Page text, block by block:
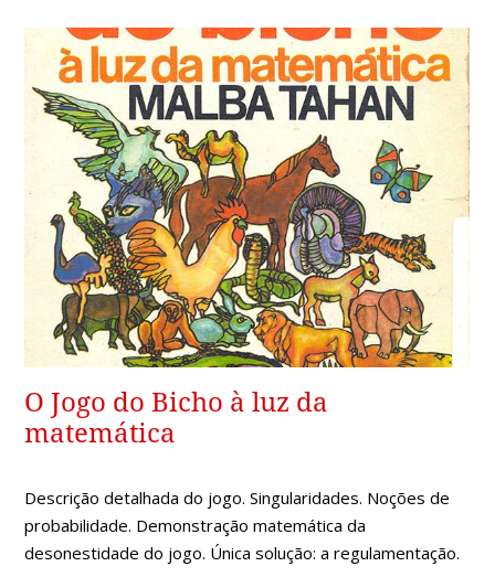
O Jogo do Bicho à luz da
matemática
Descrição detalhada do jogo. Singularidades. Noções de
probabilidade. Demonstração matemática da
desonestidade do jogo. Única solução: a regulamentação.